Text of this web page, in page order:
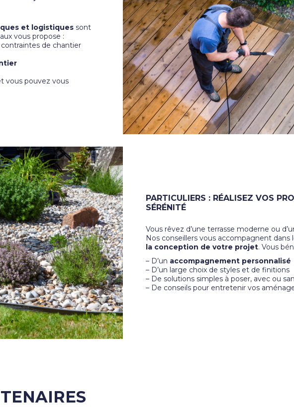
et logistiques sont
vous propose :
de chantier
vous pouvez vous
PARTICULIERS : RÉALISEZ VOS
SÉRÉNITÉ
Vous rêvez d’une terrasse moderne ou
Nos conseillers vous accompagnent dans
la conception de votre projet. Vous
– D’un accompagnement personnalisé
– D’un large choix de styles et de finitions
– De solutions simples à poser, avec ou
– De conseils pour entretenir vos